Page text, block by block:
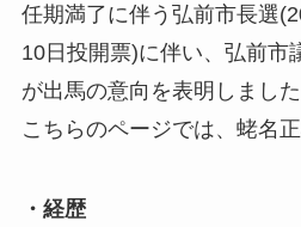
任期満了に伴う弘前市長選
10日投開票)に伴い、弘前市
が出馬の意向を表明しました
こちらのページでは、蛯名
・経歴